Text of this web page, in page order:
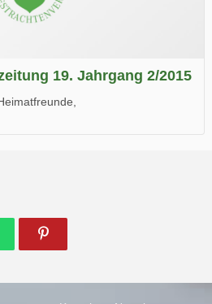
19. Jahrgang 2/2015